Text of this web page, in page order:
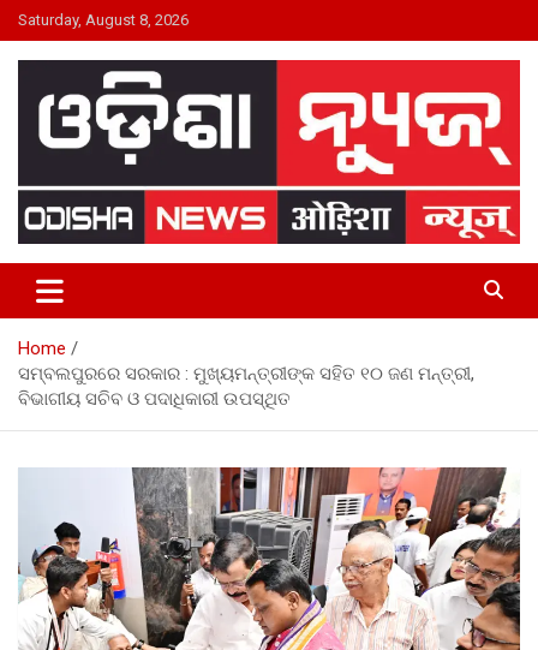
Skip
to
content
Saturday, August 8, 2026
ODISHA NEWS
Home
ସମ୍ବଲପୁରରେ ସରକାର : ମୁଖ୍ୟମନ୍ତ୍ରୀଙ୍କ ସହିତ ୧୦ ଜଣ ମନ୍ତ୍ରୀ,
ବିଭାଗୀୟ ସଚିବ ଓ ପଦାଧିକାରୀ ଉପସ୍ଥିତ